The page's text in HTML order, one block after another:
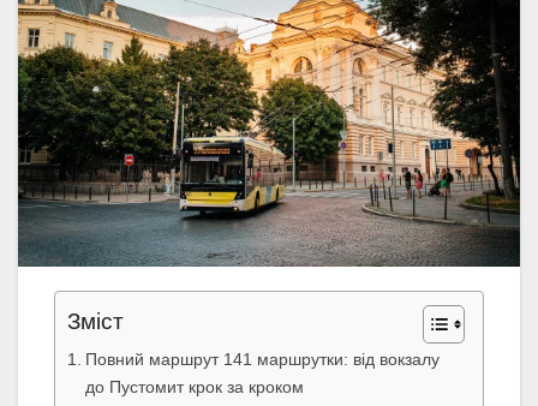
Зміст
Повний маршрут 141 маршрутки: від вокзалу
до Пустомит крок за кроком